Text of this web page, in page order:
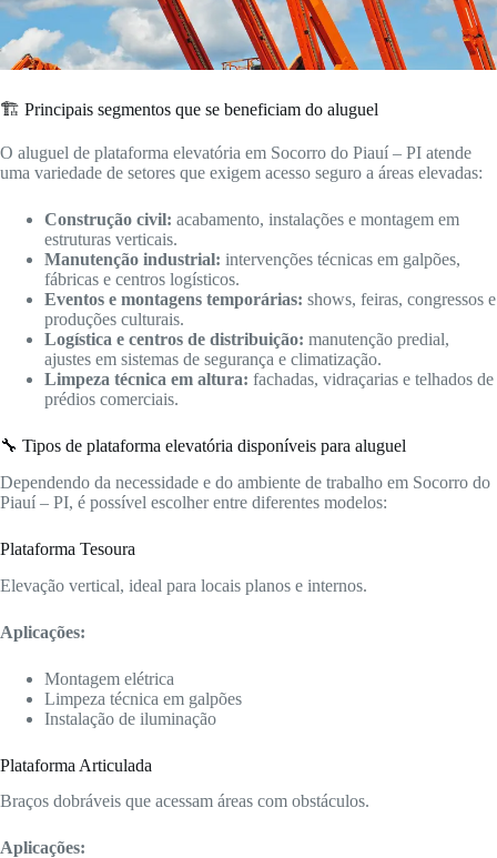
🏗️ Principais segmentos que se beneficiam do aluguel
O aluguel de plataforma elevatória em Socorro do Piauí – PI atende
uma variedade de setores que exigem acesso seguro a áreas elevadas:
Construção civil: acabamento, instalações e montagem em
estruturas verticais.
Manutenção industrial: intervenções técnicas em galpões,
fábricas e centros logísticos.
Eventos e montagens temporárias: shows, feiras, congressos e
produções culturais.
Logística e centros de distribuição: manutenção predial,
ajustes em sistemas de segurança e climatização.
Limpeza técnica em altura: fachadas, vidraçarias e telhados de
prédios comerciais.
🔧 Tipos de plataforma elevatória disponíveis para aluguel
Dependendo da necessidade e do ambiente de trabalho em Socorro do
Piauí – PI, é possível escolher entre diferentes modelos:
Plataforma Tesoura
Elevação vertical, ideal para locais planos e internos.
Aplicações:
Montagem elétrica
Limpeza técnica em galpões
Instalação de iluminação
Plataforma Articulada
Braços dobráveis que acessam áreas com obstáculos.
Aplicações: